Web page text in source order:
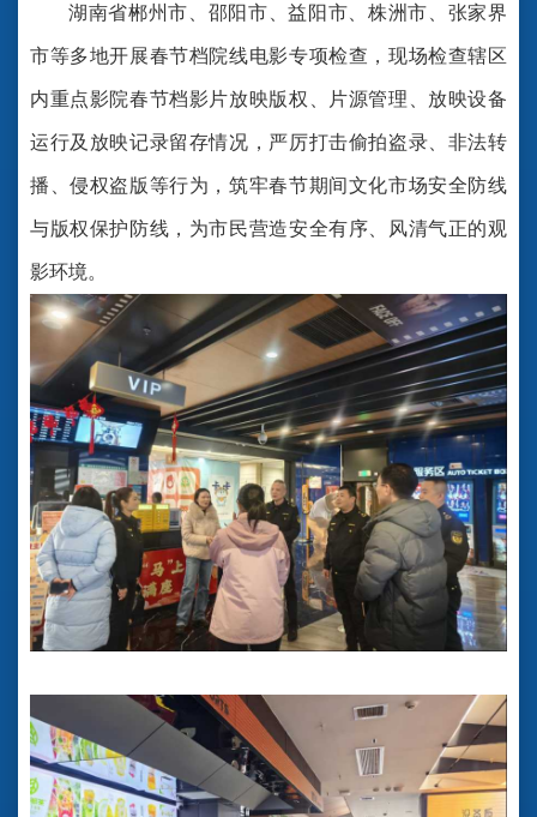
湖南省郴州市、邵阳市、益阳市、株洲市、张家界
市等多地开展春节档院线电影专项检查，现场检查辖区
内重点影院春节档影片放映版权、片源管理、放映设备
运行及放映记录留存情况，严厉打击偷拍盗录、非法转
播、侵权盗版等行为，筑牢春节期间文化市场安全防线
与版权保护防线，为市民营造安全有序、风清气正的观
影环境。